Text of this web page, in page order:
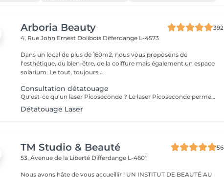
Arboria Beauty
392
4, Rue John Ernest Dolibois Differdange L-4573
Dans un local de plus de 160m2, nous vous proposons de
l'esthétique, du bien-être, de la coiffure mais également un espace
solarium. Le tout, toujours...
Consultation détatouage
Qu'est-ce qu'un laser Picoseconde ? Le laser Picoseconde permet de délivrer une impulsion lumineuse de l'ordre de 300 picoseconde. Cette brièveté d'impulsion induit une onde de choc capable de fragmenter les pigments du tatouage. Le détatouage était jusqu'à présent réalisé avec des lasers dits «Q Switched» avec une durée d'impulsion de l'ordre de la nanoseconde, beaucoup moins efficace. - Efficace sur les tatouages noirs et de couleurs - Traitement corps, visage et maquillage permanant. - Le détatouage par laser ne laisse pas de cicatrices après le traitement ; - Les séances sont espacées de 30 à 40 jours (au lieu de 2 mois ou plus avec un laser «Q Switched») ; Il est impossible de prédire avec précision le nombre de séances nécessaires. En effet, tout dépend des facteurs sur lesquels nous n'avons aucune information avant de commencer le traitement (qualité et profondeur de l'encre, présence ou non de métaux dans les pigments)
Détatouage Laser
TM Studio & Beauté
56
53, Avenue de la Liberté Differdange L-4601
Nous avons hâte de vous accueillir ! UN INSTITUT DE BEAUTÉ AU